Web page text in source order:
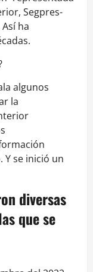
Segpres-
ha
algunos
la
se inició un
diversas
que se